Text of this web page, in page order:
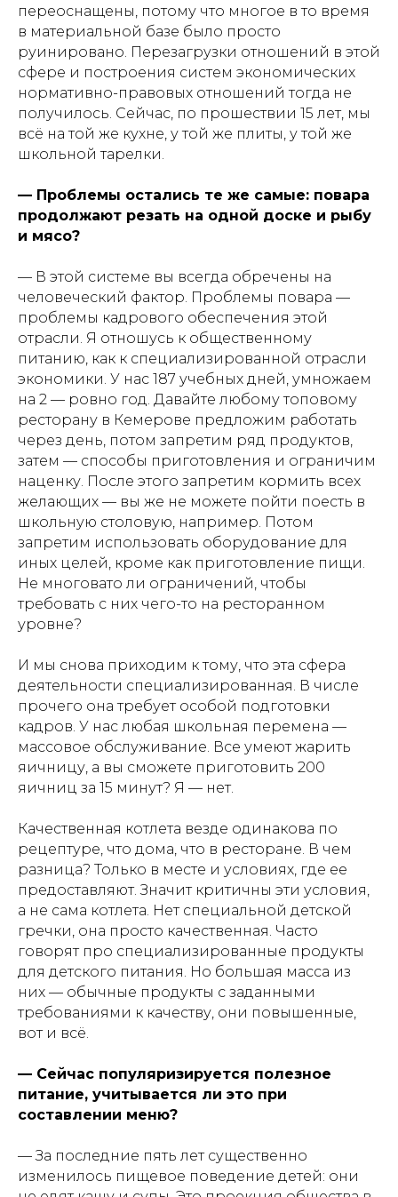
переоснащены, потому что многое в то время
в материальной базе было просто
руинировано. Перезагрузки отношений в этой
сфере и построения систем экономических
нормативно-правовых отношений тогда не
получилось. Сейчас, по прошествии 15 лет, мы
всё на той же кухне, у той же плиты, у той же
школьной тарелки.
— Проблемы остались те же самые: повара
продолжают резать на одной доске и рыбу
и мясо?
— В этой системе вы всегда обречены на
человеческий фактор. Проблемы повара —
проблемы кадрового обеспечения этой
отрасли. Я отношусь к общественному
питанию, как к специализированной отрасли
экономики. У нас 187 учебных дней, умножаем
на 2 — ровно год. Давайте любому топовому
ресторану в Кемерове предложим работать
через день, потом запретим ряд продуктов,
затем — способы приготовления и ограничим
наценку. После этого запретим кормить всех
желающих — вы же не можете пойти поесть в
школьную столовую, например. Потом
запретим использовать оборудование для
иных целей, кроме как приготовление пищи.
Не многовато ли ограничений, чтобы
требовать с них чего-то на ресторанном
уровне?
И мы снова приходим к тому, что эта сфера
деятельности специализированная. В числе
прочего она требует особой подготовки
кадров. У нас любая школьная перемена —
массовое обслуживание. Все умеют жарить
яичницу, а вы сможете приготовить 200
яичниц за 15 минут? Я — нет.
Качественная котлета везде одинакова по
рецептуре, что дома, что в ресторане. В чем
разница? Только в месте и условиях, где ее
предоставляют. Значит критичны эти условия,
а не сама котлета. Нет специальной детской
гречки, она просто качественная. Часто
говорят про специализированные продукты
для детского питания. Но большая масса из
них — обычные продукты с заданными
требованиями к качеству, они повышенные,
вот и всё.
— Сейчас популяризируется полезное
питание, учитывается ли это при
составлении меню?
— За последние пять лет существенно
изменилось пищевое поведение детей: они